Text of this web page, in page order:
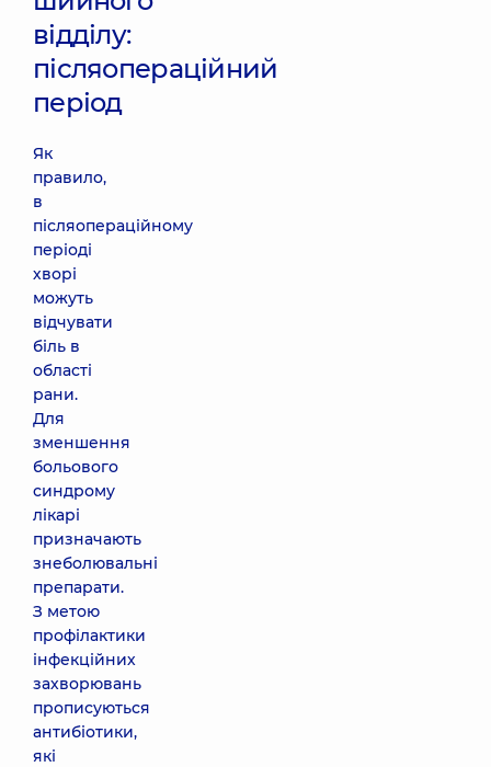
відділу:
післяопераційний
період
Як
правило,
в
післяопераційному
періоді
хворі
можуть
відчувати
біль в
області
рани.
Для
зменшення
больового
синдрому
лікарі
призначають
знеболювальні
препарати.
З метою
профілактики
інфекційних
захворювань
прописуються
антибіотики,
які